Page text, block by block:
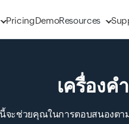
PricingDemoResources
เครื่อง
จะช่วยคุณในการตอบสนองต